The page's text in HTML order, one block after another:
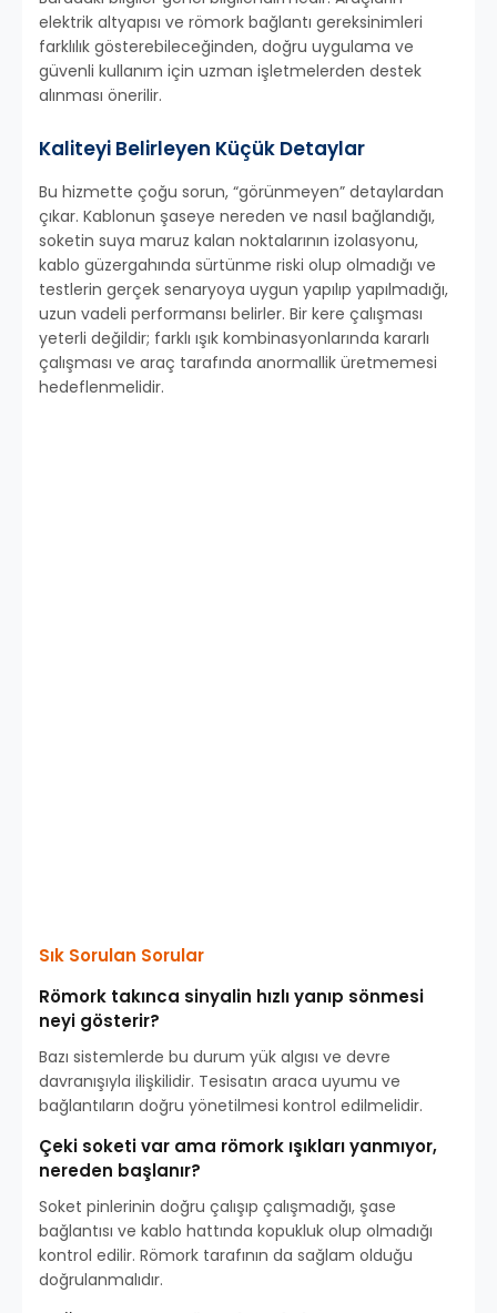
elektrik altyapısı ve römork bağlantı gereksinimleri
farklılık gösterebileceğinden, doğru uygulama ve
güvenli kullanım için uzman işletmelerden destek
alınması önerilir.
Kaliteyi Belirleyen Küçük Detaylar
Bu hizmette çoğu sorun, “görünmeyen” detaylardan
çıkar. Kablonun şaseye nereden ve nasıl bağlandığı,
soketin suya maruz kalan noktalarının izolasyonu,
kablo güzergahında sürtünme riski olup olmadığı ve
testlerin gerçek senaryoya uygun yapılıp yapılmadığı,
uzun vadeli performansı belirler. Bir kere çalışması
yeterli değildir; farklı ışık kombinasyonlarında kararlı
çalışması ve araç tarafında anormallik üretmemesi
hedeflenmelidir.
Sık Sorulan Sorular
Römork takınca sinyalin hızlı yanıp sönmesi
neyi gösterir?
Bazı sistemlerde bu durum yük algısı ve devre
davranışıyla ilişkilidir. Tesisatın araca uyumu ve
bağlantıların doğru yönetilmesi kontrol edilmelidir.
Çeki soketi var ama römork ışıkları yanmıyor,
nereden başlanır?
Soket pinlerinin doğru çalışıp çalışmadığı, şase
bağlantısı ve kablo hattında kopukluk olup olmadığı
kontrol edilir. Römork tarafının da sağlam olduğu
doğrulanmalıdır.